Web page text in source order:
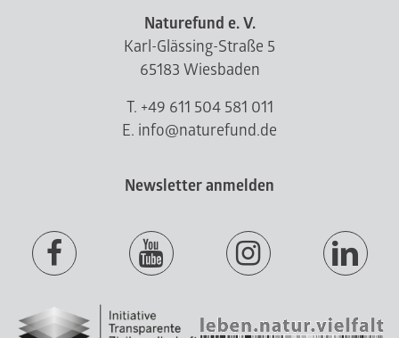
Naturefund e. V.
Karl-Glässing-Straße 5
65183 Wiesbaden
T. +49 611 504 581 011
E. info@naturefund.de
Newsletter anmelden